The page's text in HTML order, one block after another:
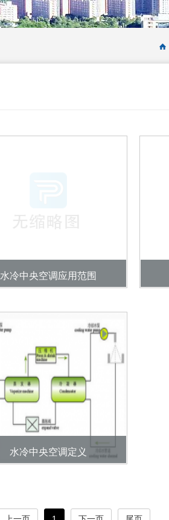
水冷中央空调应用范围
水冷中央空调定义